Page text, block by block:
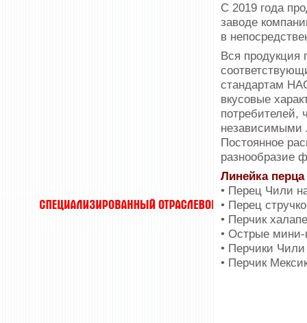
С 2019 года
заводе
в
Вся продукция
стандартам
вкусовые
потребителей,
независимыми
Постоянное
разнообразие
Линейка
• Перец Чили
• Перец
• Перчик
• Острые
• Перчики
• Перчик